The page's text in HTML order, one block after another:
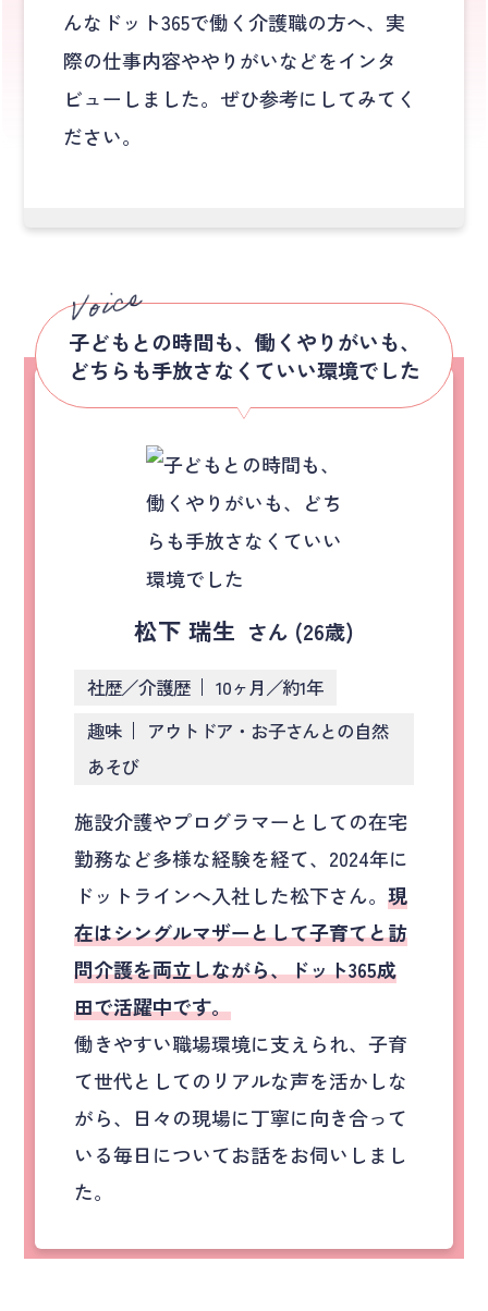
んなドット365で働く介護職の方へ、実
際の仕事内容ややりがいなどをインタ
ビューしました。ぜひ参考にしてみてく
ださい。
子どもとの時間も、働くやりがいも、
どちらも手放さなくていい環境でした
松下 瑞生 さん (26歳)
社歴／介護歴
10ヶ月／約1年
趣味
アウトドア・お子さんとの自然
あそび
施設介護やプログラマーとしての在宅
勤務など多様な経験を経て、2024年に
ドットラインへ入社した松下さん。 現
在はシングルマザーとして子育てと訪
問介護を両立しながら、ドット365成
田で活躍中です。
働きやすい職場環境に支えられ、子育
て世代としてのリアルな声を活かしな
がら、日々の現場に丁寧に向き合って
いる毎日についてお話をお伺いしまし
た。